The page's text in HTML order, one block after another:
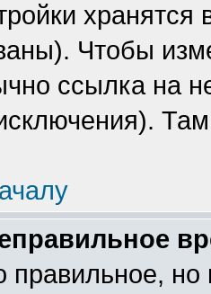
Чтобы
ссылка на